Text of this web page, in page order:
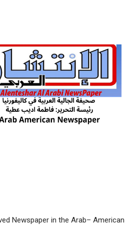
Newspaper in the Arab– American